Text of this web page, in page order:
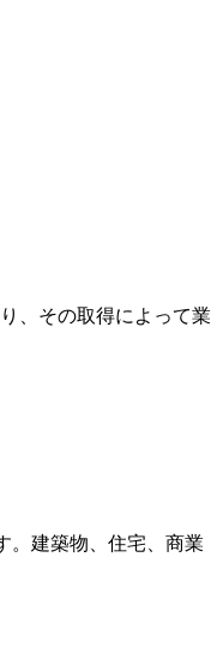
、その取得によって業
。建築物、住宅、商業